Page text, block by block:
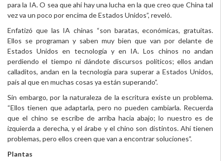
para la IA. O sea que ahí hay una lucha en la que creo que China tal
vez va un poco por encima de Estados Unidos”, reveló.
Enfatizó que las IA chinas “son baratas, económicas, gratuitas.
Ellos se programan y saben muy bien que van por delante de
Estados Unidos en tecnología y en IA. Los chinos no andan
perdiendo el tiempo ni dándote discursos políticos; ellos andan
calladitos, andan en la tecnología para superar a Estados Unidos,
país al que en muchas cosas ya están superando”.
Sin embargo, por la naturaleza de la escritura existe un problema.
“Ellos tienen que adaptarla, pero no pueden cambiarla. Recuerda
que el chino se escribe de arriba hacia abajo; lo nuestro es de
izquierda a derecha, y el árabe y el chino son distintos. Ahí tienen
problemas, pero ellos creen que van a encontrar soluciones”.
Plantas